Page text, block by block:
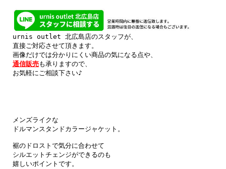
urnis outlet 北広島店のスタッフが、
直接ご対応させて頂きます。
通信販売も承りますので、
お気軽にご相談下さい♪
メンズライクな
ドルマンスタンドカラージャケット。
裾のドロストで気分に合わせて
シルエットチェンジができるのも
嬉しいポイントです。